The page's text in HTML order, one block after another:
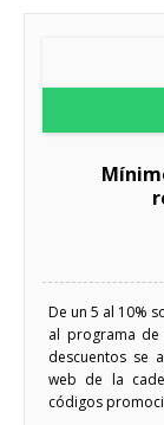
De un 5 al 10%
al programa de
descuentos se
web de la
códigos